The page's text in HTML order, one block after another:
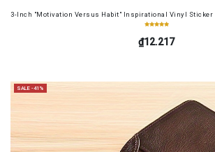
3-Inch "Motivation Versus Habit" Inspirational Vinyl Sticker
₫12.217
SALE -41%